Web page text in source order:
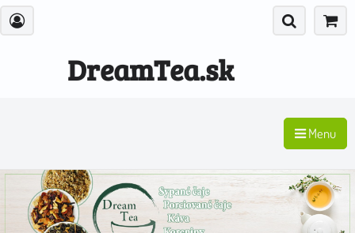
DreamTea.sk
Menu